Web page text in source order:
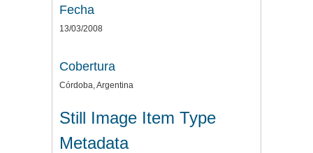
Fecha
13/03/2008
Cobertura
Córdoba, Argentina
Still Image Item Type
Metadata